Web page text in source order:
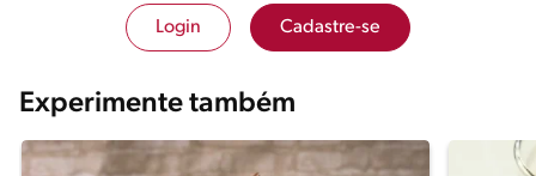
Login Cadastre-se
Experimente também